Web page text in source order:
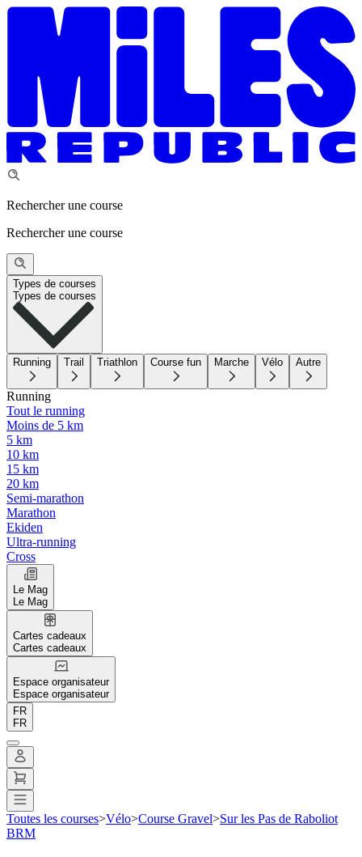
Rechercher une course
Rechercher une course
Types de courses
Types de courses
Running Trail Triathlon Course fun Marche Vélo Autre
Running
Tout le running
Moins de 5 km
5 km
10 km
15 km
20 km
Semi-marathon
Marathon
Ekiden
Ultra-running
Cross
Le Mag
Le Mag
Cartes cadeaux
Cartes cadeaux
Espace organisateur
Espace organisateur
FR
FR
Toutes les courses>Vélo>Course Gravel>Sur les Pas de Raboliot
BRM